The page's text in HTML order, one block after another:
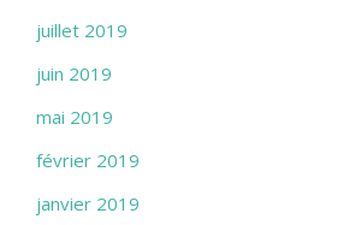
juillet 2019
juin 2019
mai 2019
février 2019
janvier 2019